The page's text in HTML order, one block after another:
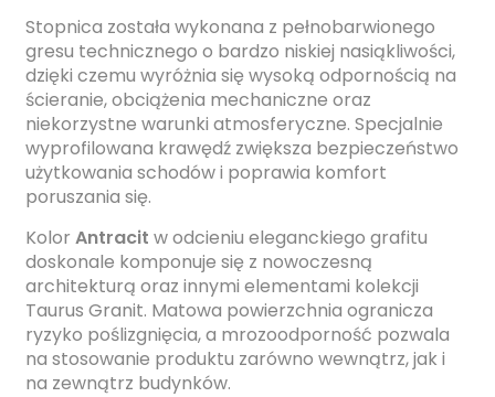
Stopnica została wykonana z pełnobarwionego
gresu technicznego o bardzo niskiej nasiąkliwości,
dzięki czemu wyróżnia się wysoką odpornością na
ścieranie, obciążenia mechaniczne oraz
niekorzystne warunki atmosferyczne. Specjalnie
wyprofilowana krawędź zwiększa bezpieczeństwo
użytkowania schodów i poprawia komfort
poruszania się.
Kolor Antracit w odcieniu eleganckiego grafitu
doskonale komponuje się z nowoczesną
architekturą oraz innymi elementami kolekcji
Taurus Granit. Matowa powierzchnia ogranicza
ryzyko poślizgnięcia, a mrozoodporność pozwala
na stosowanie produktu zarówno wewnątrz, jak i
na zewnątrz budynków.